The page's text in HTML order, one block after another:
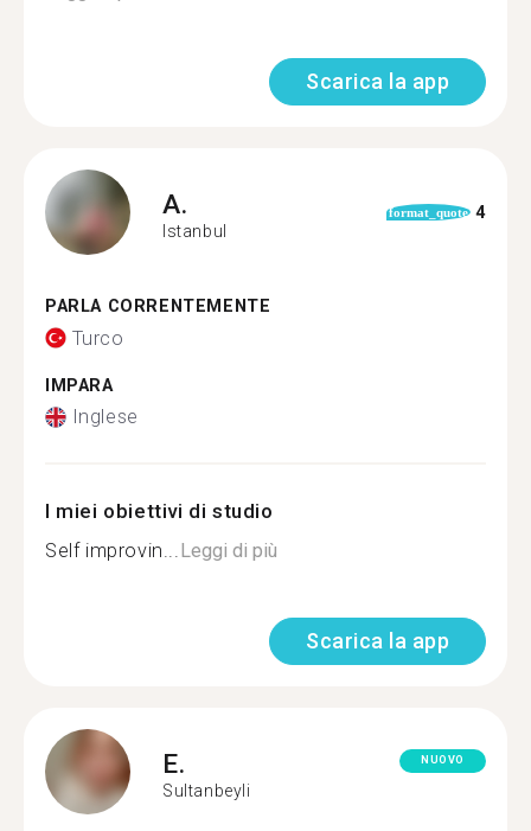
Scarica la app
A.
Istanbul
format_quote 4
PARLA CORRENTEMENTE
Turco
IMPARA
Inglese
I miei obiettivi di studio
Self improvin...Leggi di più
Scarica la app
E.
Sultanbeyli
NUOVO